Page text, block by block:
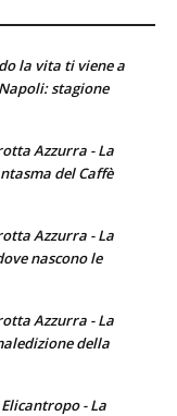
la vita ti viene a
stagione
Azzurra - La
del Caffè
Azzurra - La
nascono le
Azzurra - La
della
- La